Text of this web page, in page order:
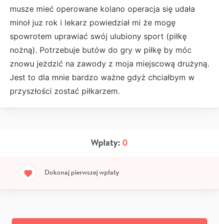
musze mieć operowane kolano operacja się udała
minoł juz rok i lekarz powiedział mi że mogę
spowrotem uprawiać swój ulubiony sport (piłkę
nożną). Potrzebuje butów do gry w piłkę by móc
znowu jeżdzić na zawody z moja miejscową drużyną.
Jest to dla mnie bardzo ważne gdyż chciałbym w
przyszłości zostać piłkarzem.
Wpłaty: 0
Dokonaj pierwszej wpłaty